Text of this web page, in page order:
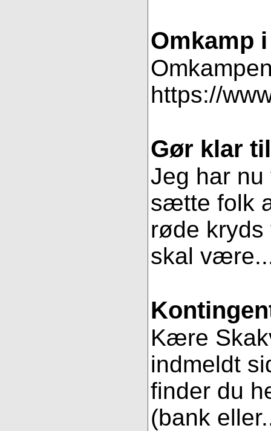
Omkamp
https://
Gør klar
Jeg har
sætte folk
røde
skal
Kære
indmeldt
finder du
(bank